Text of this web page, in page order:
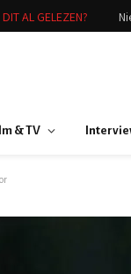
DIT AL GELEZEN?
& TV